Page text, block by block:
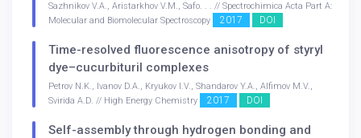
Sazhnikov V.A., Aristarkhov V.M., Safo. . . // Spectrochimica Acta Part A:
Molecular and Biomolecular Spectroscopy
2017 DOI
Time-resolved fluorescence anisotropy of styryl
dye–cucurbituril complexes
Petrov N.K., Ivanov D.A., Kryukov I.V., Shandarov Y.A., Alfimov M.V.,
Svirida A.D. // High Energy Chemistry
2017 DOI
Self-assembly through hydrogen bonding and